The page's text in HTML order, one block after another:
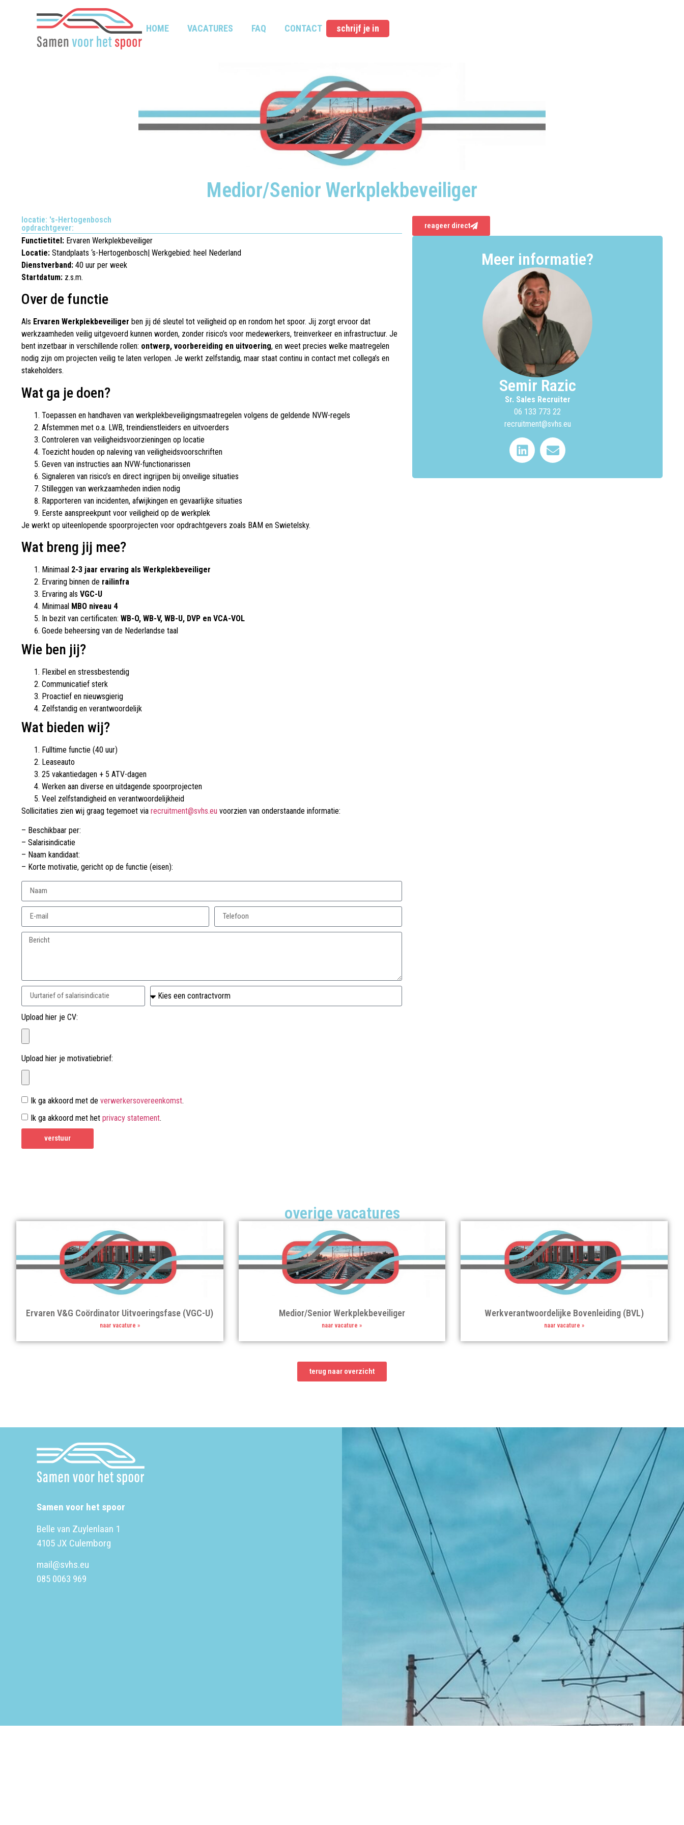
HOME VACATURES FAQ CONTACT schrijf je in
Medior/Senior Werkplekbeveiliger
locatie: 's-Hertogenbosch
opdrachtgever:
Functietitel: Ervaren Werkplekbeveiliger
Locatie: Standplaats ‘s-Hertogenbosch| Werkgebied: heel Nederland
Dienstverband: 40 uur per week
Startdatum: z.s.m.
Over de functie
Als Ervaren Werkplekbeveiliger ben jij dé sleutel tot veiligheid op en rondom het spoor. Jij zorgt ervoor dat
werkzaamheden veilig uitgevoerd kunnen worden, zonder risico’s voor medewerkers, treinverkeer en infrastructuur. Je
bent inzetbaar in verschillende rollen: ontwerp, voorbereiding en uitvoering, en weet precies welke maatregelen
nodig zijn om projecten veilig te laten verlopen. Je werkt zelfstandig, maar staat continu in contact met collega’s en
stakeholders.
Wat ga je doen?
Toepassen en handhaven van werkplekbeveiligingsmaatregelen volgens de geldende NVW-regels
Afstemmen met o.a. LWB, treindienstleiders en uitvoerders
Controleren van veiligheidsvoorzieningen op locatie
Toezicht houden op naleving van veiligheidsvoorschriften
Geven van instructies aan NVW-functionarissen
Signaleren van risico’s en direct ingrijpen bij onveilige situaties
Stilleggen van werkzaamheden indien nodig
Rapporteren van incidenten, afwijkingen en gevaarlijke situaties
Eerste aanspreekpunt voor veiligheid op de werkplek
Je werkt op uiteenlopende spoorprojecten voor opdrachtgevers zoals BAM en Swietelsky.
Wat breng jij mee?
Minimaal 2-3 jaar ervaring als Werkplekbeveiliger
Ervaring binnen de railinfra
Ervaring als VGC-U
Minimaal MBO niveau 4
In bezit van certificaten: WB-O, WB-V, WB-U, DVP en VCA-VOL
Goede beheersing van de Nederlandse taal
Wie ben jij?
Flexibel en stressbestendig
Communicatief sterk
Proactief en nieuwsgierig
Zelfstandig en verantwoordelijk
Wat bieden wij?
Fulltime functie (40 uur)
Leaseauto
25 vakantiedagen + 5 ATV-dagen
Werken aan diverse en uitdagende spoorprojecten
Veel zelfstandigheid en verantwoordelijkheid
Sollicitaties zien wij graag tegemoet via recruitment@svhs.eu voorzien van onderstaande informatie:
– Beschikbaar per:
– Salarisindicatie
– Naam kandidaat:
– Korte motivatie, gericht op de functie (eisen):
Upload hier je CV:
Upload hier je motivatiebrief:
Ik ga akkoord met de verwerkersovereenkomst.
Ik ga akkoord met het privacy statement.
verstuur
reageer direct
Meer informatie?
Semir Razic
Sr. Sales Recruiter
06 133 773 22
recruitment@svhs.eu
overige vacatures
Ervaren V&G Coördinator Uitvoeringsfase (VGC-U)
naar vacature »
Medior/Senior Werkplekbeveiliger
naar vacature »
Werkverantwoordelijke Bovenleiding (BVL)
naar vacature »
terug naar overzicht
Samen voor het spoor
Belle van Zuylenlaan 1
4105 JX Culemborg
mail@svhs.eu
085 0063 969